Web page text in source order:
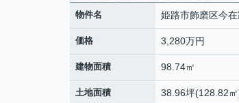
物件名 姫路市飾磨区今
価格 3,280万円
建物面積 98.74㎡
土地面積 38.96坪(128.82